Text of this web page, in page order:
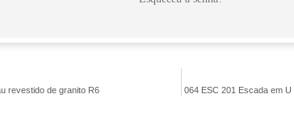
revestido de granito R6 064 ESC 201 Escada em